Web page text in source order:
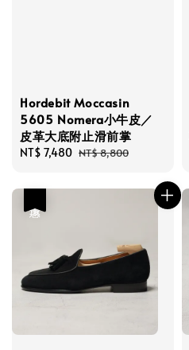
Hordebit Moccasin
5605 Nomera小牛皮／
皮革大底附止滑前掌
Sale
NT$ 7,480 Regular
NT$ 8,800